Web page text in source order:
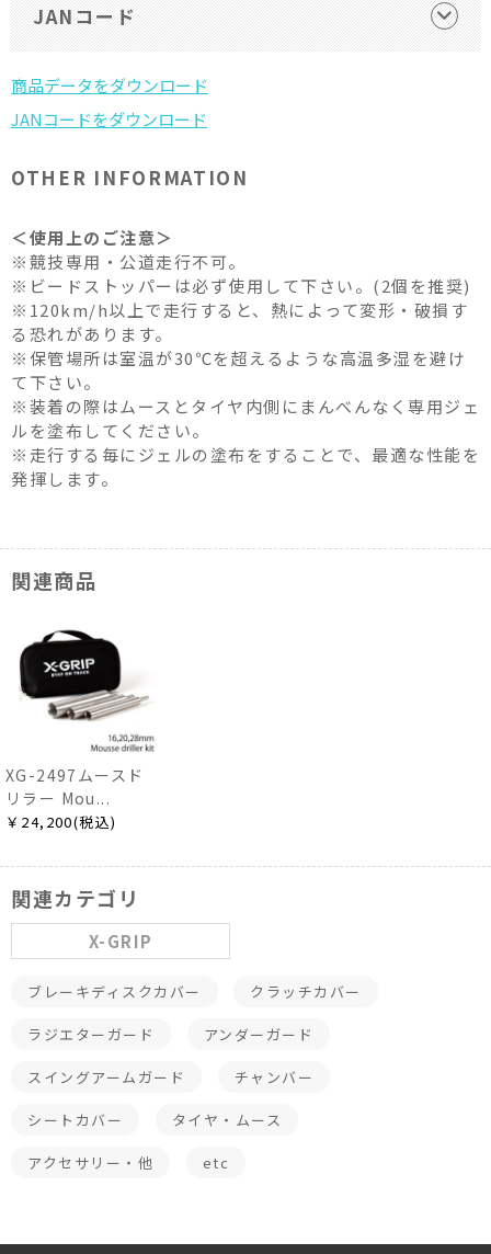
JANコード
OTHER INFORMATION
＜使用上のご注意＞
※競技専用・公道走行不可。
※ビードストッパーは必ず使用して下さい。(2個を推奨)
※120km/h以上で走行すると、熱によって変形・破損す
る恐れがあります。
※保管場所は室温が30℃を超えるような高温多湿を避け
て下さい。
※装着の際はムースとタイヤ内側にまんべんなく専用ジェ
ルを塗布してください。
※走行する毎にジェルの塗布をすることで、最適な性能を
発揮します。
関連商品
XG-2497ムースド
リラー Mou...
￥24,200(税込)
関連カテゴリ
X-GRIP
ブレーキディスクカバー クラッチカバー
ラジエターガード アンダーガード
スイングアームガード チャンバー
シートカバー タイヤ・ムース
アクセサリー・他 etc